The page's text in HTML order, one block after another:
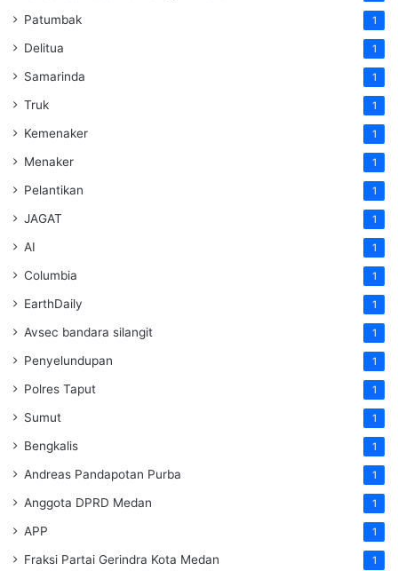
Patumbak 1
Delitua 1
Samarinda 1
Truk 1
Kemenaker 1
Menaker 1
Pelantikan 1
JAGAT 1
AI 1
Columbia 1
EarthDaily 1
Avsec bandara silangit 1
Penyelundupan 1
Polres Taput 1
Sumut 1
Bengkalis 1
Andreas Pandapotan Purba 1
Anggota DPRD Medan 1
APP 1
Fraksi Partai Gerindra Kota Medan 1